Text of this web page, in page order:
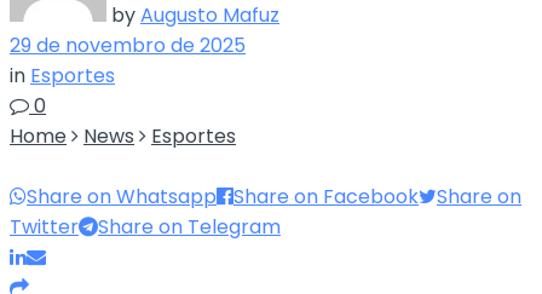
byAugusto Mafuz
29 de novembro de 2025
in Esportes
0
Home
News Esportes
Share on Whatsapp Share on Facebook
Share on
Twitter
Share on Telegram